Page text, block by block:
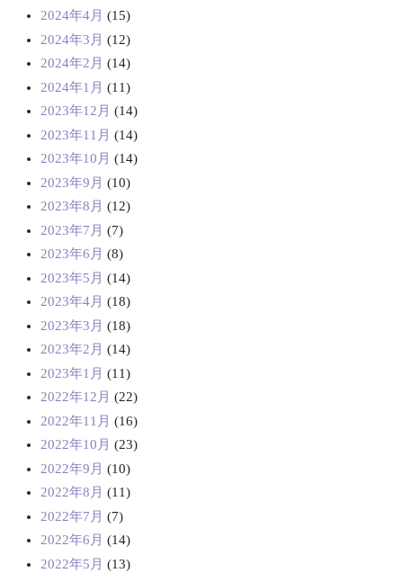
2024年4月 (15)
2024年3月 (12)
2024年2月 (14)
2024年1月 (11)
2023年12月 (14)
2023年11月 (14)
2023年10月 (14)
2023年9月 (10)
2023年8月 (12)
2023年7月 (7)
2023年6月 (8)
2023年5月 (14)
2023年4月 (18)
2023年3月 (18)
2023年2月 (14)
2023年1月 (11)
2022年12月 (22)
2022年11月 (16)
2022年10月 (23)
2022年9月 (10)
2022年8月 (11)
2022年7月 (7)
2022年6月 (14)
2022年5月 (13)